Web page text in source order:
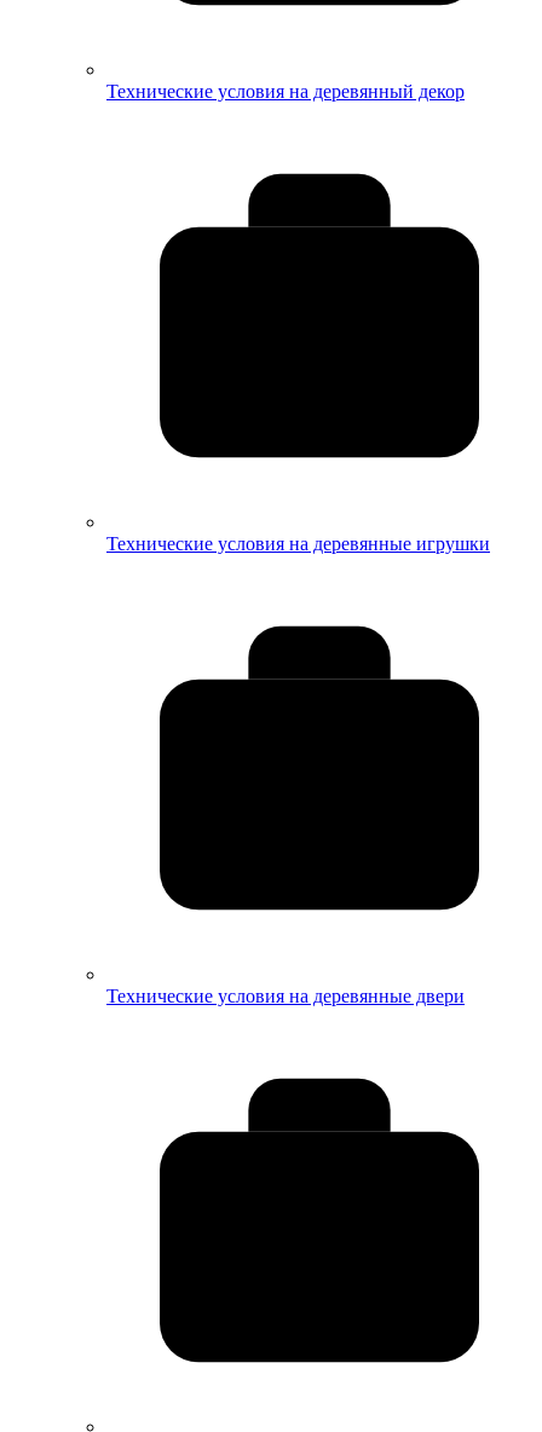
Технические условия на деревянный декор
Технические условия на деревянные игрушки
Технические условия на деревянные двери